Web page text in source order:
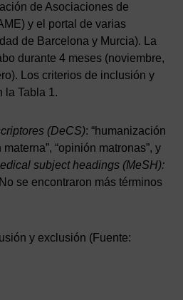
de Asociaciones de
y el portal de varias
de Barcelona y Murcia). La
durante 4 meses (noviembre,
Los criterios de inclusión y
la Tabla 1.
(DeCS): “humanización
“opinión matronas”, y
subject headings (MeSH):
se encontraron más términos
y exclusión (Fuente: